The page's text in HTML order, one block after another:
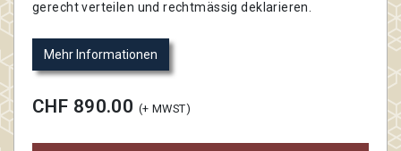
gerecht verteilen und rechtmässig deklarieren.
Mehr Informationen
CHF 890.00 (+ MWST)